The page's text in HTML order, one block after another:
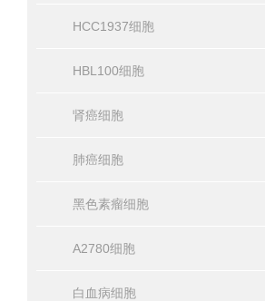
HCC1937细胞
HBL100细胞
肾癌细胞
肺癌细胞
黑色素瘤细胞
A2780细胞
白血病细胞